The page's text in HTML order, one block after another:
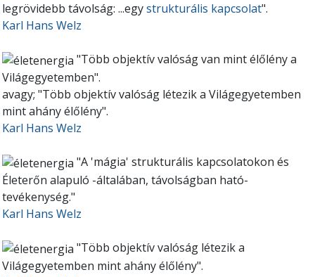
legrövidebb távolság: ...egystrukturális kapcsolat".
Karl Hans Welz
"Több objektív valóság van mint élőlény a
Világegyetemben".
avagy; "Több objektív valóság létezik a Világegyetemben
mint ahány élőlény".
Karl Hans Welz
"A 'mágia' strukturális kapcsolatokon és
Életerőn alapuló -általában, távolságban ható-
tevékenység."
Karl Hans Welz
"Több objektív valóság létezik a
Világegyetemben mint ahány élőlény".